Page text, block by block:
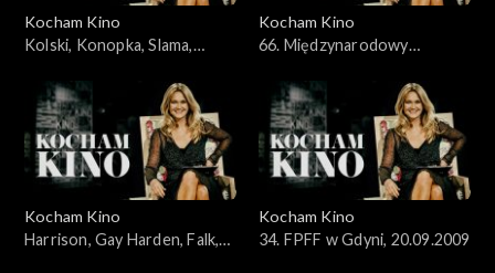
Kocham Kino
Kolski, Konopka, Slama,
Kocham Kino
66. Międzynarodowy
13.09.2009
Kocham Kino
Harrison, Gay Harden, Falk,
Kocham Kino
34. FPFF w Gdyni, 20.09.2009